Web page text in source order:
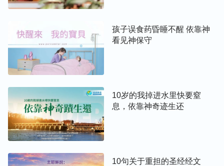
孩子误食药昏睡不醒 依靠神
看见神保守
10岁的我掉进水里快要窒
息，依靠神奇迹生还
10句关于重担的圣经经文